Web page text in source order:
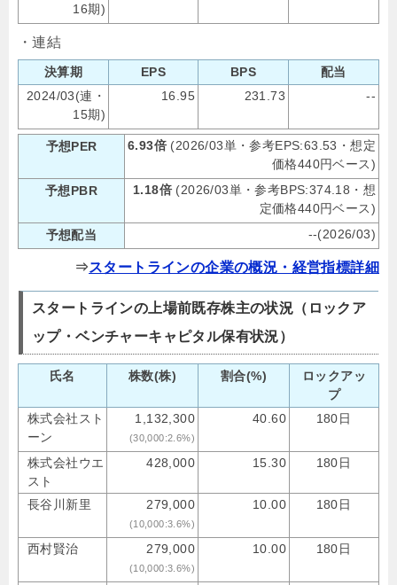
16期)
・連結
決算期 EPS BPS
配当
2024/03(連・
15期)
16.95 231.73 --
予想PER 6.93倍 (2026/03単・参考EPS:63.53・想定
価格440円ベース)
予想PBR
1.18倍 (2026/03単・参考BPS:374.18・想
定価格440円ベース)
予想配当
--(2026/03)
⇒スタートラインの企業の概況・経営指標詳細
スタートラインの上場前既存株主の状況（ロックア
ップ・ベンチャーキャピタル保有状況）
氏名 株数(株) 割合(%)
ロックアッ
プ
株式会社スト
ーン
1,132,300
(30,000:2.6%)
40.60 180日
株式会社ウエ
スト
428,000 15.30 180日
長谷川新里 279,000
(10,000:3.6%)
10.00 180日
西村賢治 279,000
(10,000:3.6%)
10.00 180日